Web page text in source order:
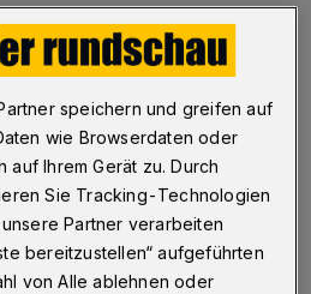
Westring
Ausbau der A46
Haan-Ost und dem
im Sommer 2022
hat die Niederlassung
GmbH des Bundes auf
mitgeteilt.
speichern und greifen auf
wie Browserdaten oder
auf Ihrem Gerät zu. Durch
Sie Tracking-Technologien
Partner verarbeiten
bereitzustellen“ aufgeführten
von Alle ablehnen oder